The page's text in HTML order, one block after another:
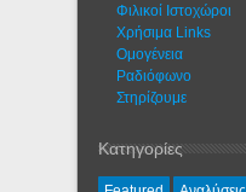
Φιλικοί Ιστοχώροι
Χρήσιμα Links
Ομογένεια
Ραδιόφωνο
Στηρίζουμε
Κατηγορίες